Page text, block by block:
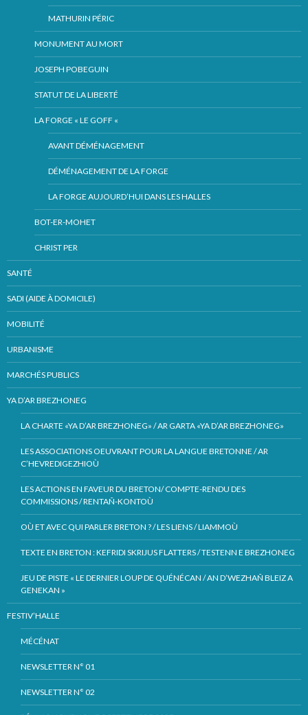
MATHURIN PÉRIC
MONUMENT AU MORT
JOSEPH POBEGUIN
STATUT DE LA LIBERTÉ
LA FORGE « LE GOFF «
AVANT DÉMÉNAGEMENT
DÉMÉNAGEMENT DE LA FORGE
LA FORGE AUJOURD’HUI DANS LES HALLES
BOT-ER-MOHET
CHRIST PER
SANTÉ
SADI (AIDE À DOMICILE)
MOBILITÉ
URBANISME
MARCHÉS PUBLICS
YA D’AR BREZHONEG
LA CHARTE «YA D’AR BREZHONEG» / AR GARTA «YA D’AR BREZHONEG»
LES ASSOCIATIONS OEUVRANT POUR LA LANGUE BRETONNE / AR
C’HEVREDIGEZHIOÙ
LES ACTIONS EN FAVEUR DU BRETON/ COMPTE-RENDU DES
COMMISSIONS / RENTAÑ-KONTOÙ
OÙ ET AVEC QUI PARLER BRETON ? / LES LIENS / LIAMMOÙ
TEXTE EN BRETON : KEFRIDI SKRIJUS FLATTERS / TESTENN E BREZHONEG
JEU DE PISTE « LE DERNIER LOUP DE QUÉNÉCAN / AN D’WEZHAÑ BLEIZ A
GENEKAN »
FESTIV’HALLE
MÉCÉNAT
NEWSLETTER N° 01
NEWSLETTER N° 02